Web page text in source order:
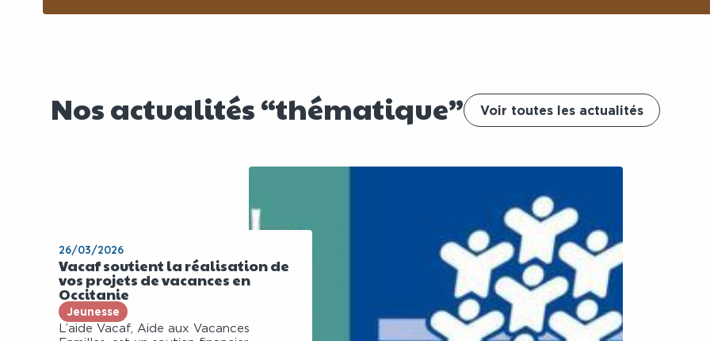
Nos actualités “thématique” Voir toutes les actualités
26/03/2026
Vacaf soutient la réalisation de
vos projets de vacances en
Occitanie
Jeunesse
L’aide Vacaf, Aide aux Vacances